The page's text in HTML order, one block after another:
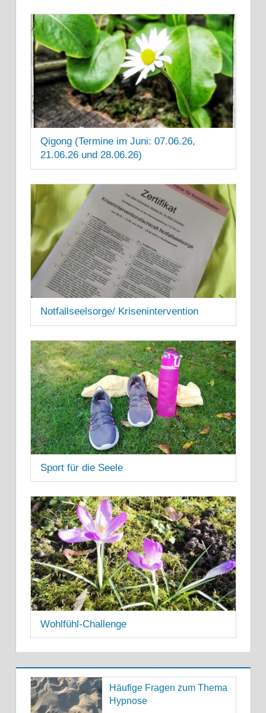
Qigong (Termine im Juni: 07.06.26,
21.06.26 und 28.06.26)
13. JUNI 2025
Notfallseelsorge/ Krisenintervention
8. SEPTEMBER 2022
Sport für die Seele
16. AUGUST 2021
Wohlfühl-Challenge
11. MAI 2021
Häufige Fragen zum Thema
Hypnose